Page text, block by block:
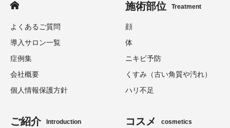
よくあるご質問
導入サロン一覧
症例集
会社概要
個人情報保護方針
施術部位 Treatment
顔
体
ニキビ予防
くすみ（古い角質や汚れ）
ハリ不足
ご紹介 Introduction コスメ cosmetics